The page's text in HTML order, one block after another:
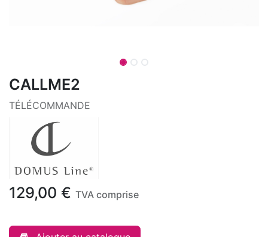
CALLME2
TÉLÉCOMMANDE
129,00 € TVA comprise